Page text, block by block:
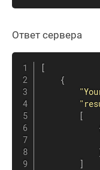
Ответ сервера
[
{
[
]